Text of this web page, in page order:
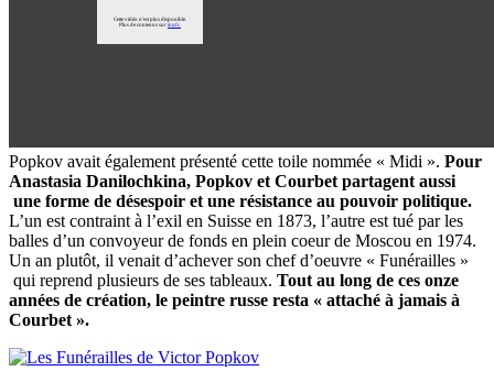
Popkov avait également présenté cette toile nommée « Midi ». Pour
Anastasia Danilochkina, Popkov et Courbet partagent aussi
une forme de désespoir et une résistance au pouvoir politique.
L’un est contraint à l’exil en Suisse en 1873, l’autre est tué par les
balles d’un convoyeur de fonds en plein coeur de Moscou en 1974.
Un an plutôt, il venait d’achever son chef d’oeuvre « Funérailles »
qui reprend plusieurs de ses tableaux. Tout au long de ces onze
années de création, le peintre russe resta « attaché à jamais à
Courbet ».